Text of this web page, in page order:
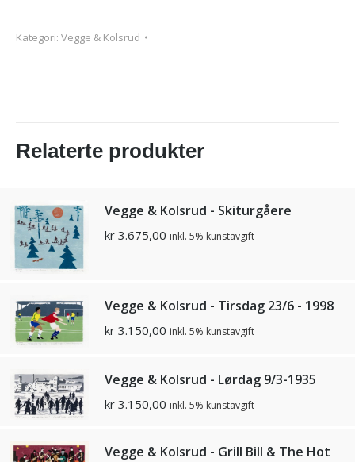
Kategori: Vegge & Kolsrud
Relaterte produkter
Vegge & Kolsrud - Skiturgåere
kr 3.675,00 inkl. 5% kunstavgift
Vegge & Kolsrud - Tirsdag 23/6 - 1998
kr 3.150,00 inkl. 5% kunstavgift
Vegge & Kolsrud - Lørdag 9/3-1935
kr 3.150,00 inkl. 5% kunstavgift
Vegge & Kolsrud - Grill Bill & The Hot